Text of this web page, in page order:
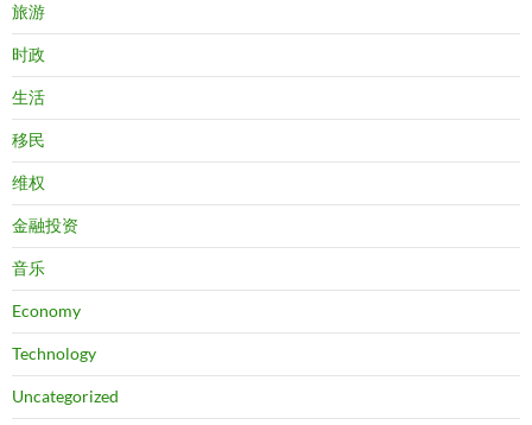
旅游
时政
生活
移民
维权
金融投资
音乐
Economy
Technology
Uncategorized